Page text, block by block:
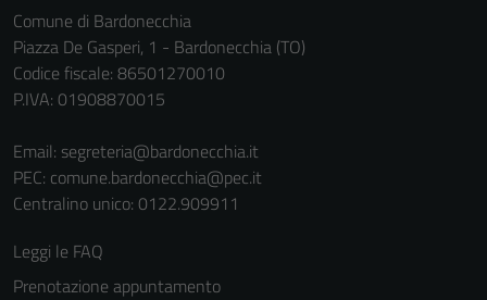
Comune di Bardonecchia
Piazza De Gasperi, 1 - Bardonecchia (TO)
Codice fiscale: 86501270010
P.IVA: 01908870015
Email: segreteria@bardonecchia.it
PEC: comune.bardonecchia@pec.it
Centralino unico: 0122.909911
Leggi le FAQ
Prenotazione appuntamento
profilazione.